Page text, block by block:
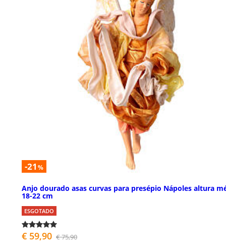
-21 %
Anjo dourado asas curvas para presépio Nápoles altura
18-22 cm
ESGOTADO
€ 59,90 € 75,90